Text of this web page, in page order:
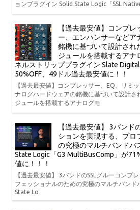
ョンプラグイン Solid State Logic「SSL
【過去最安値】コンプ
ー、エンハンサーなどア
銘機に基づいて設計され
ジュールを搭載するアナ
ネルストリッププラグイン Slate
50%OFF、49ドル過去最安値に！！
【過去最安値】コンプレッサー、EQ、リミ
ナログハードウェアの銘機に基づいて設計さ
ジュールを搭載するアナログモ
【過去最安値】 3バンド
ションを実現する、プロ
の究極のマルチバンドバ
State Logic「G3 MultiBusComp」が
値に！！！
【過去最安値】 3バンドのSSLグルーコンプ
フェッショナルのための究極のマルチバンド
State Lo